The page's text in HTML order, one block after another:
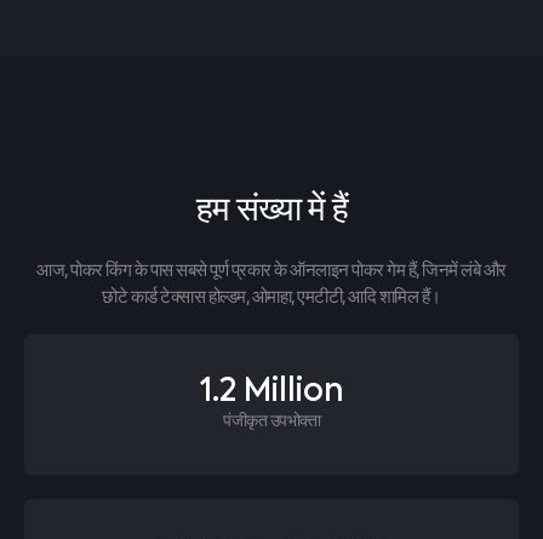
हम संख्या में हैं
आज, पोकर किंग के पास सबसे पूर्ण प्रकार के ऑनलाइन पोकर गेम हैं, जिनमें लंबे और
छोटे कार्ड टेक्सास होल्डम, ओमाहा, एमटीटी, आदि शामिल हैं।
1.2 Million
पंजीकृत उपभोक्ता